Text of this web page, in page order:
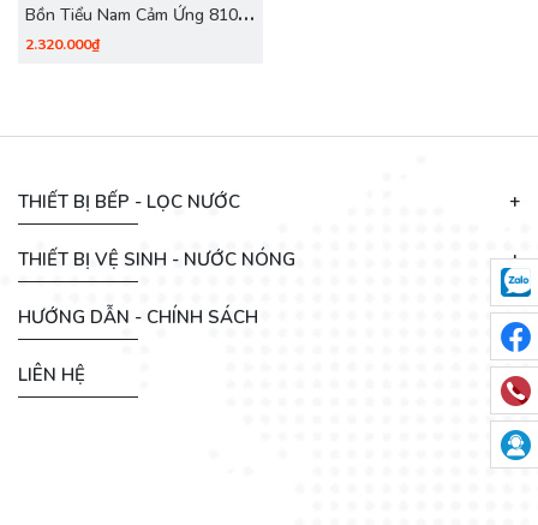
Bồn Tiểu Nam Cảm Ứng 810
Trắng
2.320.000₫
THIẾT BỊ BẾP - LỌC NƯỚC
THIẾT BỊ VỆ SINH - NƯỚC NÓNG
HƯỚNG DẪN - CHÍNH SÁCH
LIÊN HỆ